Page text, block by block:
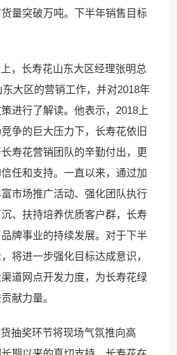
量突破万吨。下半年销售目标
长寿花山东大区经理张明总
大区的营销工作，并对2018年
进行了解读。他表示，2018上
争的巨大压力下，长寿花依旧
寿花营销团队的辛勤付出，更
任和支持。一直以来，通过加
市场推广活动、强化团队执行
、扶持培养优质客户群，长寿
牌事业的持续发展。对于下半
将进一步强化目标达成意识，
道网点开发力度，为长寿花绿
献力量。
奖环节将现场气氛推向高